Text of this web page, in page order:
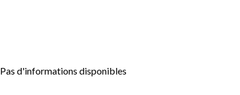
Pas d'informations disponibles